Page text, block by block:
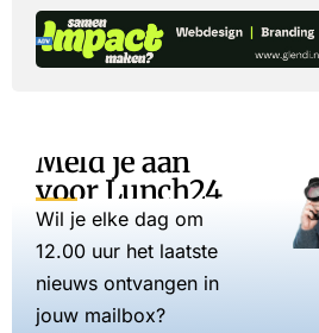
Meld je aan
voor Lunch24
Wil je elke dag om
12.00 uur het laatste
nieuws ontvangen in
jouw mailbox?